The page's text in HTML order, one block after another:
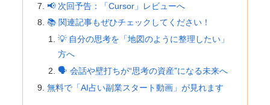
📢 次回予告：「Cursor」レビューへ
📚 関連記事もぜひチェックしてください！
💡 自分の思考を「地図のように整理したい」
方へ
🗣 会話や壁打ちが“思考の資産”になる未来へ
無料で「AI占い副業スタート動画」が見れます